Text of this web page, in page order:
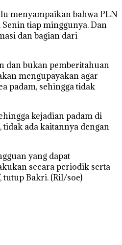
menyampaikan bahwa PLN
tiap minggunya. Dan
dan bagian dari
dan bukan pemberitahuan
mengupayakan agar
padam, sehingga tidak
kejadian padam di
tidak ada kaitannya dengan
yang dapat
secara periodik serta
Bakri. (Ril/soe)